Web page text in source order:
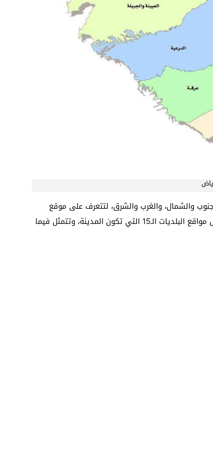
والشمال، والغرب والشرق، لتتعرف على موقع
الحي الذي تقيم به، أو المُحيط بك، وكما توضح خريطة احياء الرياض مواقع البلديات الـ15 التي تكون المدينة، وتتمثل فيما